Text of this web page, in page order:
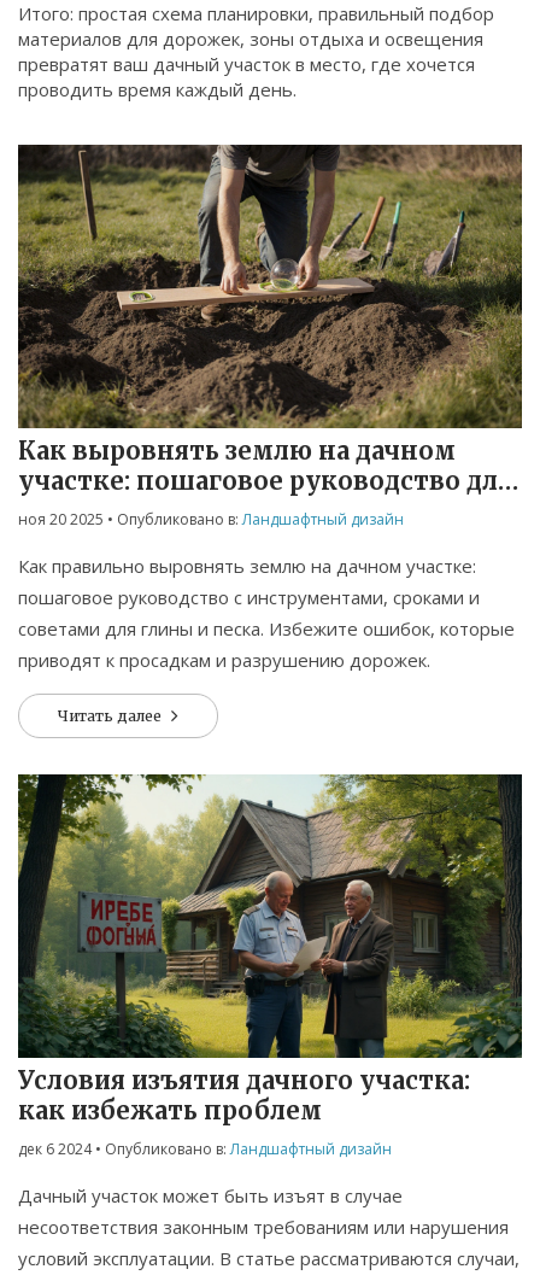
Итого: простая схема планировки, правильный подбор
материалов для дорожек, зоны отдыха и освещения
превратят ваш дачный участок в место, где хочется
проводить время каждый день.
Как выровнять землю на дачном
участке: пошаговое руководство для
начинающих
ноя 20 2025 • Опубликовано в:Ландшафтный дизайн
Как правильно выровнять землю на дачном участке:
пошаговое руководство с инструментами, сроками и
советами для глины и песка. Избежите ошибок, которые
приводят к просадкам и разрушению дорожек.
Читать далее
Условия изъятия дачного участка:
как избежать проблем
дек 6 2024• Опубликовано в:Ландшафтный дизайн
Дачный участок может быть изъят в случае
несоответствия законным требованиям или нарушения
условий эксплуатации. В статье рассматриваются случаи,